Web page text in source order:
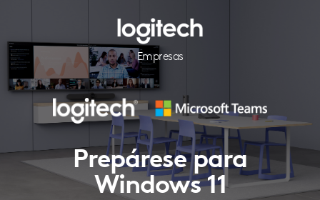
Empresas
Prepárese para
Windows 11